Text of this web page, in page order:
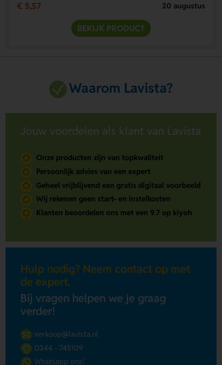
€ 5,57
20 augustus
BEKIJK PRODUCT
Waarom Lavista?
Jouw voordelen als klant van Lavista
Onze producten zijn van topkwaliteit
Persoonlijk advies van een expert
Geheel vrijblijvend een gratis digitaal voorbeeld
Wij rekenen geen start- en instelkosten
Klanten beoordelen ons met een 9.7 op kiyoh
Hulp nodig? Neem contact op met
de expert.
Bij vragen helpen we je graag
verder!
verkoop@lavista.nl
0344 - 745109
Whatsapp ons!